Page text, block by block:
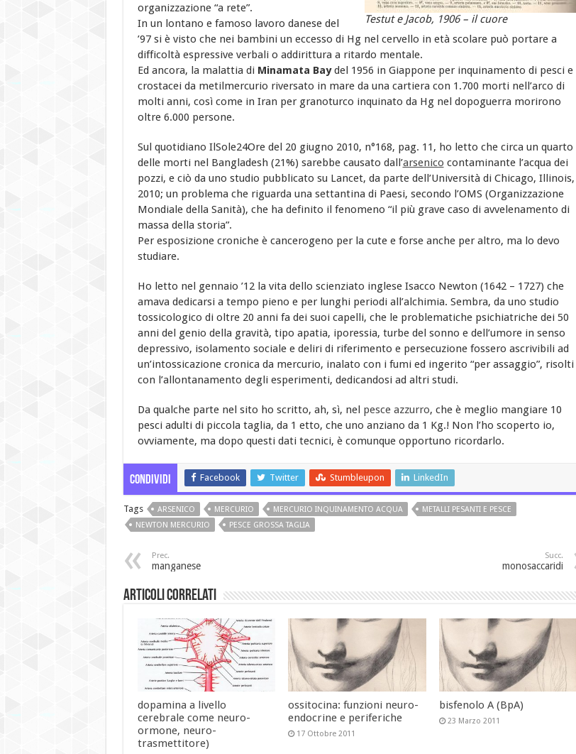
Testut e Jacob, 1906 – il cuore
organizzazione “a rete”.
In un lontano e famoso lavoro danese del
’97 si è visto che nei bambini un eccesso di Hg nel cervello in età scolare può portare a
difficoltà espressive verbali o addirittura a ritardo mentale.
Ed ancora, la malattia di Minamata Baydel 1956 in Giappone per inquinamento di pesci e
crostacei da metilmercurio riversato in mare da una cartiera con 1.700 morti nell’arco di
molti anni, così come in Iran per granoturco inquinato da Hg nel dopoguerra morirono
oltre 6.000 persone.
Sul quotidiano IlSole24Ore del 20 giugno 2010, n°168, pag. 11, ho letto che circa un quarto
delle morti nel Bangladesh (21%) sarebbe causato dall’arsenico contaminante l’acqua dei
pozzi, e ciò da uno studio pubblicato su Lancet, da parte dell’Università di Chicago, Illinois,
2010; un problema che riguarda una settantina di Paesi, secondo l’OMS (Organizzazione
Mondiale della Sanità), che ha definito il fenomeno “il più grave caso di avvelenamento di
massa della storia”.
Per esposizione croniche è cancerogeno per la cute e forse anche per altro, ma lo devo
studiare.
Ho letto nel gennaio ’12 la vita dello scienziato inglese Isacco Newton (1642 – 1727) che
amava dedicarsi a tempo pieno e per lunghi periodi all’alchimia. Sembra, da uno studio
tossicologico di oltre 20 anni fa dei suoi capelli, che le problematiche psichiatriche dei 50
anni del genio della gravità, tipo apatia, iporessia, turbe del sonno e dell’umore in senso
depressivo, isolamento sociale e deliri di riferimento e persecuzione fossero ascrivibili ad
un’intossicazione cronica da mercurio, inalato con i fumi ed ingerito “per assaggio”, risolti
con l’allontanamento degli esperimenti, dedicandosi ad altri studi.
Da qualche parte nel sito ho scritto, ah, sì, nel pesce azzurro, che è meglio mangiare 10
pesci adulti di piccola taglia, da 1 etto, che uno anziano da 1 Kg.! Non l’ho scoperto io,
ovviamente, ma dopo questi dati tecnici, è comunque opportuno ricordarlo.
Condividi Facebook Twitter Stumbleupon LinkedIn
Tags ARSENICO MERCURIO MERCURIO INQUINAMENTO ACQUA
METALLI PESANTI E PESCE
NEWTON MERCURIO
PESCE GROSSA TAGLIA
Prec.
manganese
Succ.
monosaccaridi
Articoli Correlati
dopamina a livello
cerebrale come neuro-
ormone, neuro-
trasmettitore)
ossitocina: funzioni neuro-
endocrine e periferiche
17 Ottobre 2011
bisfenolo A (BpA)
23 Marzo 2011